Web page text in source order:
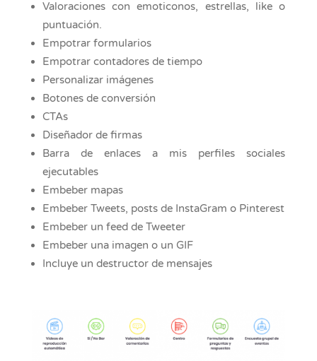
Valoraciones con emoticonos, estrellas, like o
puntuación.
Empotrar formularios
Empotrar contadores de tiempo
Personalizar imágenes
Botones de conversión
CTAs
Diseñador de firmas
Barra de enlaces a mis perfiles sociales
ejecutables
Embeber mapas
Embeber Tweets, posts de InstaGram o Pinterest
Embeber un feed de Tweeter
Embeber una imagen o un GIF
Incluye un destructor de mensajes